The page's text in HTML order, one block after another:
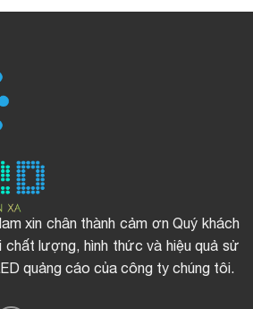
xin chân thành cảm ơn Quý khách
chất lượng, hình thức và hiệu quả sử
quảng cáo của công ty chúng tôi.